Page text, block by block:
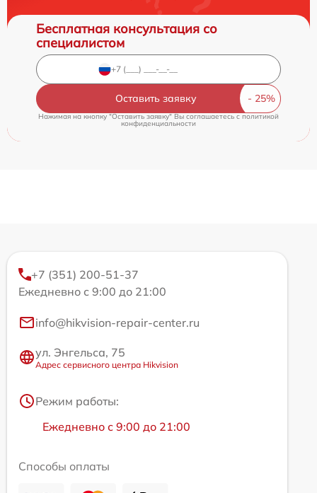
Бесплатная консультация со
специалистом
Оставить заявку
Нажимая на кнопку "Оставить заявку" Вы соглашаетесь cполитикой
конфиденциальности
+7 (351) 200-51-37
Ежедневно с 9:00 до 21:00
info@hikvision-repair-center.ru
ул. Энгельса, 75
Адрес сервисного центра Hikvision
Режим работы:
Ежедневно с 9:00 до 21:00
Способы оплаты